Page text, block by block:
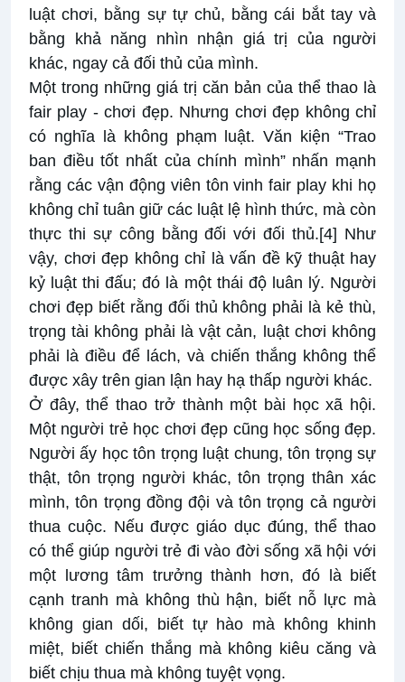
luật chơi, bằng sự tự chủ, bằng cái bắt tay và
bằng khả năng nhìn nhận giá trị của người
khác, ngay cả đối thủ của mình.
Một trong những giá trị căn bản của thể thao là
fair play - chơi đẹp. Nhưng chơi đẹp không chỉ
có nghĩa là không phạm luật. Văn kiện “Trao
ban điều tốt nhất của chính mình” nhấn mạnh
rằng các vận động viên tôn vinh fair play khi họ
không chỉ tuân giữ các luật lệ hình thức, mà còn
thực thi sự công bằng đối với đối thủ.[4] Như
vậy, chơi đẹp không chỉ là vấn đề kỹ thuật hay
kỷ luật thi đấu; đó là một thái độ luân lý. Người
chơi đẹp biết rằng đối thủ không phải là kẻ thù,
trọng tài không phải là vật cản, luật chơi không
phải là điều để lách, và chiến thắng không thể
được xây trên gian lận hay hạ thấp người khác.
Ở đây, thể thao trở thành một bài học xã hội.
Một người trẻ học chơi đẹp cũng học sống đẹp.
Người ấy học tôn trọng luật chung, tôn trọng sự
thật, tôn trọng người khác, tôn trọng thân xác
mình, tôn trọng đồng đội và tôn trọng cả người
thua cuộc. Nếu được giáo dục đúng, thể thao
có thể giúp người trẻ đi vào đời sống xã hội với
một lương tâm trưởng thành hơn, đó là biết
cạnh tranh mà không thù hận, biết nỗ lực mà
không gian dối, biết tự hào mà không khinh
miệt, biết chiến thắng mà không kiêu căng và
biết chịu thua mà không tuyệt vọng.